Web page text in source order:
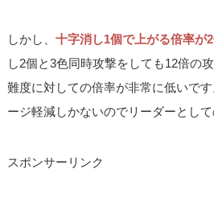
しかし、十字消し1個で上がる倍率が
し2個と3色同時攻撃をしても12倍の
難度に対しての倍率が非常に低いで
ージ軽減しかないのでリーダーとして
スポンサーリンク